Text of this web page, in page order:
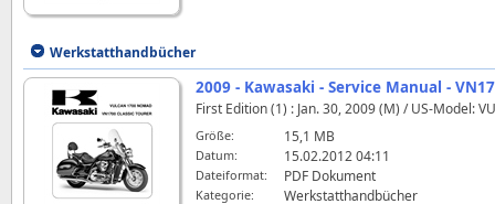
Werkstatthandbücher
2009 - Kawasaki - Service Manual -
First Edition (1) : Jan. 30, 2009 (M) / US-Model:
Größe: 15,1 MB
Datum: 15.02.2012 04:11
Dateiformat: PDF Dokument
Kategorie: Werkstatthandbücher